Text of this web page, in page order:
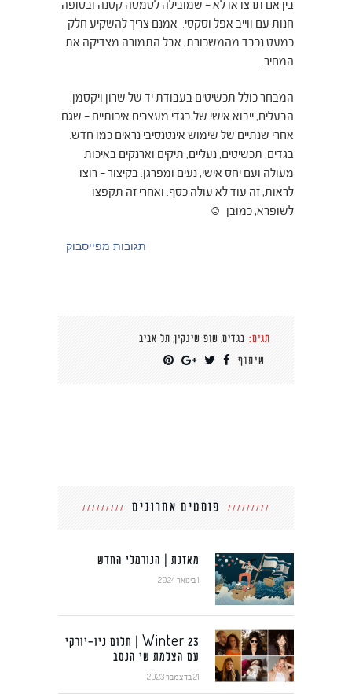
בין אם תרצו או לא – שמובילה לסמטה קטנה ובסופה
חנות עם ווייב אפל וסקסי. אמנם צריך להשקיע חלק
כמעט נכבד מהמשכורת, אבל התמורה מצדיקה את
המחיר.
המבחר כולל תכשיטים בעבודת יד של שרון ויקסמן,
הבעלים, ייבוא אישי של בגדי מעצבים איכותיים – שגם
אחרי שנתיים של שימוש אינטנסיבי נראים כמו חדש.
בגדים, תכשיטים, נעליים, תיקים וארנקים באיכות
מעולה ועם יחס אישי, נעים ומפרגן. בקיצור – רוצו
לראות, זה עוד לא עולה כסף. ואחרי זה תקפצו
לשופרא, כמובן ☺
תגובות מפייסבוק
תגים: בגדים, שופ שינקין, תל אביב
שיתוף
פוסטים אחרונים
מאזנת | הנורמלי החדש
1 בינואר 2024
Winter 23 | חלום ניו-יורקי
עם הצלמת שי הנסב
21 בדצמבר 2023